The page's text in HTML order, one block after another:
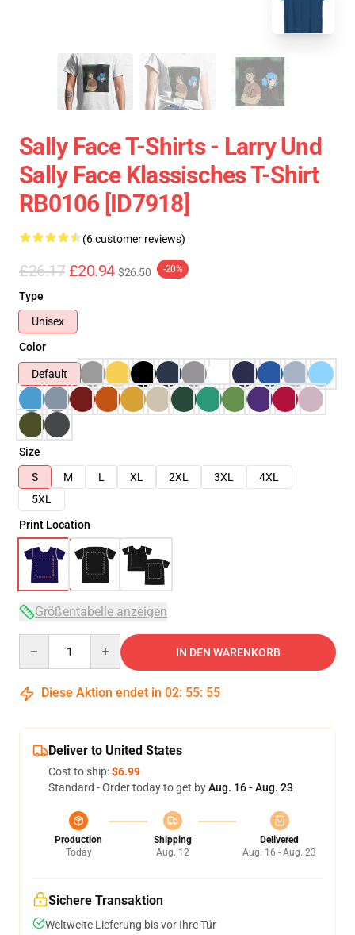
Sally Face T-Shirts - Larry Und
Sally Face Klassisches T-Shirt
RB0106 [ID7918]
(6 customer reviews)
£26.17 £20.94 $26.50 -20%
Type
Unisex
Color
Default
Size
S
M L XL 2XL 3XL
4XL
5XL
Print Location
Größentabelle anzeigen
IN DEN WARENKORB
Diese Aktion endet in 02: 55: 54
Deliver to United States
Cost to ship:$6.99
Standard - Order today to get byAug. 16 - Aug. 23
Production
Today
Shipping
Aug. 12
Delivered
Aug. 16 - Aug. 23
Sichere Transaktion
Weltweite Lieferung bis vor Ihre Tür